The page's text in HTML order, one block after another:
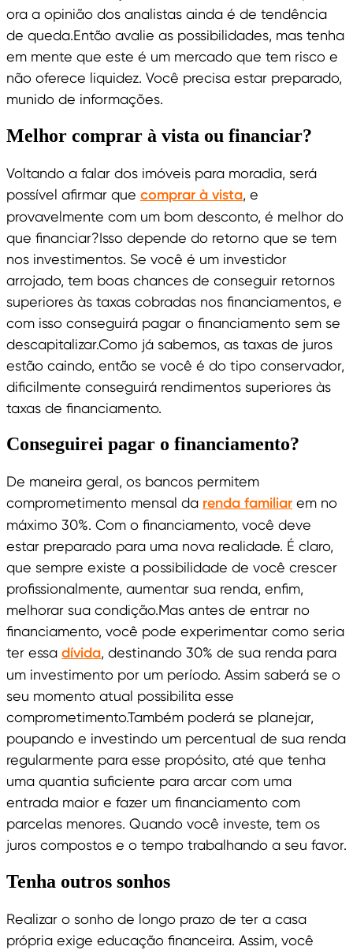
ora a opinião dos analistas ainda é de tendência
de queda.Então avalie as possibilidades, mas tenha
em mente que este é um mercado que tem risco e
não oferece liquidez. Você precisa estar preparado,
munido de informações.
Melhor comprar à vista ou financiar?
Voltando a falar dos imóveis para moradia, será
possível afirmar que comprar à vista, e
provavelmente com um bom desconto, é melhor do
que financiar?Isso depende do retorno que se tem
nos investimentos. Se você é um investidor
arrojado, tem boas chances de conseguir retornos
superiores às taxas cobradas nos financiamentos, e
com isso conseguirá pagar o financiamento sem se
descapitalizar.Como já sabemos, as taxas de juros
estão caindo, então se você é do tipo conservador,
dificilmente conseguirá rendimentos superiores às
taxas de financiamento.
Conseguirei pagar o financiamento?
De maneira geral, os bancos permitem
comprometimento mensal da renda familiar em no
máximo 30%. Com o financiamento, você deve
estar preparado para uma nova realidade. É claro,
que sempre existe a possibilidade de você crescer
profissionalmente, aumentar sua renda, enfim,
melhorar sua condição.Mas antes de entrar no
financiamento, você pode experimentar como seria
ter essa dívida, destinando 30% de sua renda para
um investimento por um período. Assim saberá se o
seu momento atual possibilita esse
comprometimento.Também poderá se planejar,
poupando e investindo um percentual de sua renda
regularmente para esse propósito, até que tenha
uma quantia suficiente para arcar com uma
entrada maior e fazer um financiamento com
parcelas menores. Quando você investe, tem os
juros compostos e o tempo trabalhando a seu favor.
Tenha outros sonhos
Realizar o sonho de longo prazo de ter a casa
própria exige educação financeira. Assim, você